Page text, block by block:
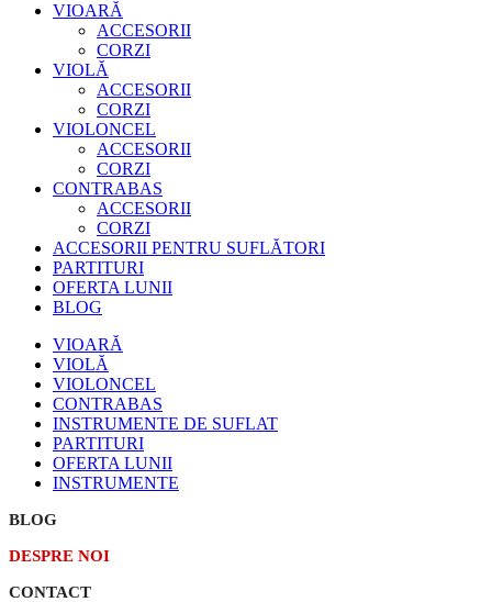
VIOARĂ
ACCESORII
CORZI
VIOLĂ
ACCESORII
CORZI
VIOLONCEL
ACCESORII
CORZI
CONTRABAS
ACCESORII
CORZI
ACCESORII PENTRU SUFLĂTORI
PARTITURI
OFERTA LUNII
BLOG
VIOARĂ
VIOLĂ
VIOLONCEL
CONTRABAS
INSTRUMENTE DE SUFLAT
PARTITURI
OFERTA LUNII
INSTRUMENTE
BLOG
DESPRE NOI
CONTACT